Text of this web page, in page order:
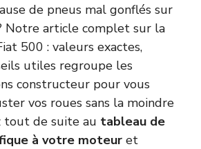
de pneus mal gonflés sur
Notre article complet sur la
500 : valeurs exactes,
utiles regroupe les
constructeur pour vous
vos roues sans la moindre
tout de suite au tableau de
à votre moteur et